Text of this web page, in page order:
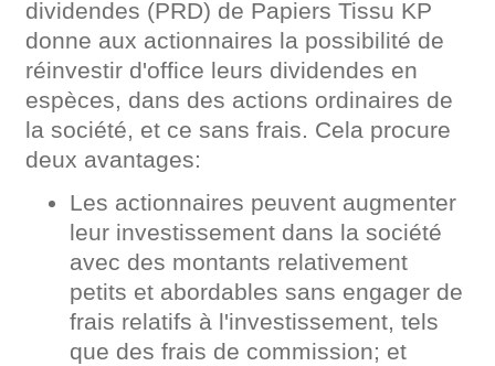
dividendes (PRD) de Papiers Tissu KP
donne aux actionnaires la possibilité de
réinvestir d'office leurs dividendes en
espèces, dans des actions ordinaires de
la société, et ce sans frais. Cela procure
deux avantages:
Les actionnaires peuvent augmenter
leur investissement dans la société
avec des montants relativement
petits et abordables sans engager de
frais relatifs à l'investissement, tels
que des frais de commission; et